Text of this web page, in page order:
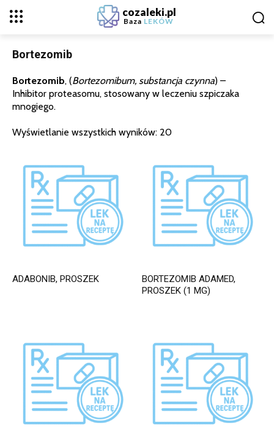
cozaleki.pl
Baza LEKÓW
Bortezomib
Bortezomib, (Bortezomibum, substancja czynna) –
Inhibitor proteasomu, stosowany w leczeniu szpiczaka
mnogiego.
Wyświetlanie wszystkich wyników: 20
ADABONIB, PROSZEK
BORTEZOMIB ADAMED,
PROSZEK (1 MG)